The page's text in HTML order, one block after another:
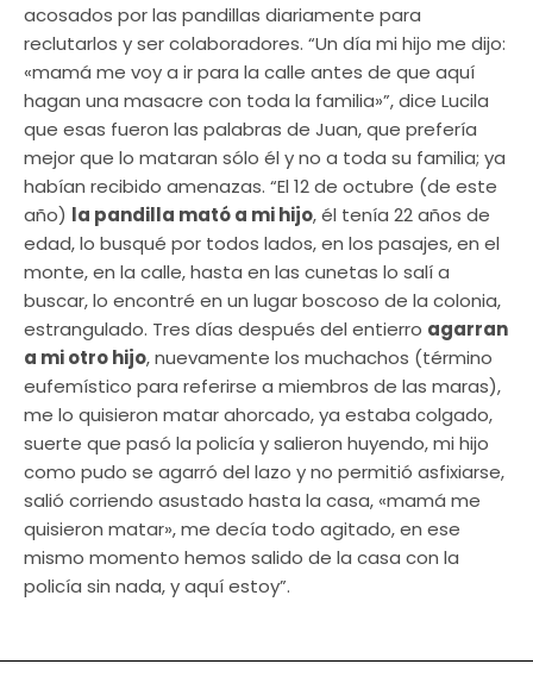
acosados por las pandillas diariamente para
reclutarlos y ser colaboradores. “Un día mi hijo me dijo:
«mamá me voy a ir para la calle antes de que aquí
hagan una masacre con toda la familia»”, dice Lucila
que esas fueron las palabras de Juan, que prefería
mejor que lo mataran sólo él y no a toda su familia; ya
habían recibido amenazas. “El 12 de octubre (de este
año) la pandilla mató a mi hijo, él tenía 22 años de
edad, lo busqué por todos lados, en los pasajes, en el
monte, en la calle, hasta en las cunetas lo salí a
buscar, lo encontré en un lugar boscoso de la colonia,
estrangulado. Tres días después del entierro agarran
a mi otro hijo, nuevamente los muchachos (término
eufemístico para referirse a miembros de las maras),
me lo quisieron matar ahorcado, ya estaba colgado,
suerte que pasó la policía y salieron huyendo, mi hijo
como pudo se agarró del lazo y no permitió asfixiarse,
salió corriendo asustado hasta la casa, «mamá me
quisieron matar», me decía todo agitado, en ese
mismo momento hemos salido de la casa con la
policía sin nada, y aquí estoy”.